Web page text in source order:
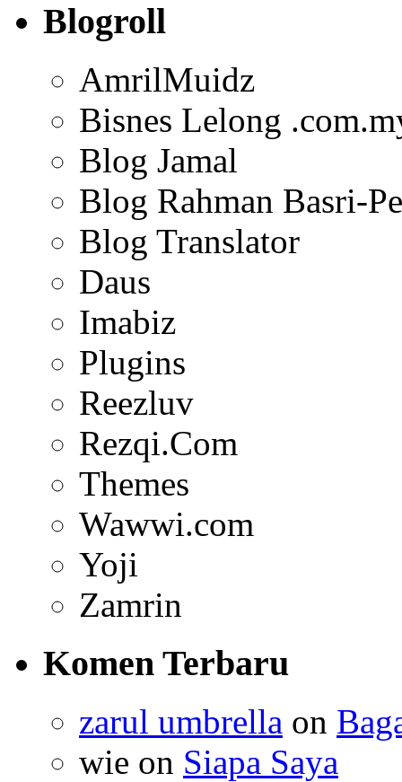
Blogroll
AmrilMuidz
Bisnes Lelong
Blog Jamal
Blog Rahman Basri-
Blog Translator
Daus
Imabiz
Plugins
Reezluv
Rezqi.Com
Themes
Wawwi.com
Yoji
Zamrin
Komen Terbaru
zarul umbrella on
wie on Siapa Saya